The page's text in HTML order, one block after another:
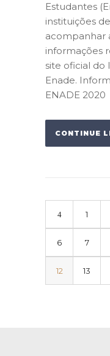
Estudantes
instituições
acompanhar
informações
site oficial do
Enade.
ENADE 2020
CONTINUE
1
6 7
12 13